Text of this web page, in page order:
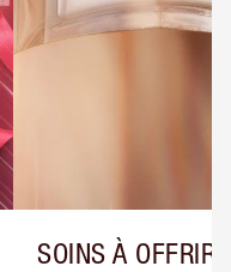
SOINS À OFFRIR